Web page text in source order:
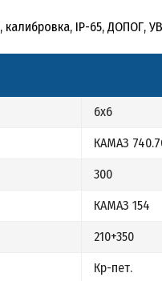
калибровка, IP-65, ДОПОГ,
6х6
КАМАЗ
300
КАМАЗ 154
210+350
Кр-пет.